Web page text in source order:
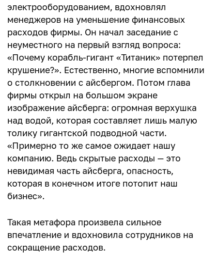
электрооборудованием, вдохновлял
менеджеров на уменьшение финансовых
расходов фирмы. Он начал заседание с
неуместного на первый взгляд вопроса:
«Почему корабль-гигант «Титаник» потерпел
крушение?». Естественно, многие вспомнили
о столкновении с айсбергом. Потом глава
фирмы открыл на большом экране
изображение айсберга: огромная верхушка
над водой, которая составляет лишь малую
толику гигантской подводной части.
«Примерно то же самое ожидает нашу
компанию. Ведь скрытые расходы — это
невидимая часть айсберга, опасность,
которая в конечном итоге потопит наш
бизнес».
Такая метафора произвела сильное
впечатление и вдохновила сотрудников на
сокращение расходов.